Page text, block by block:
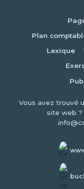
Plan
Lexique
Vous avez trouvé
site web ?